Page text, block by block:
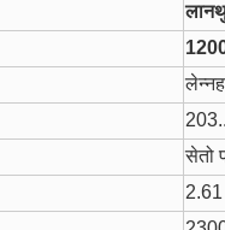
सेतो
2.61